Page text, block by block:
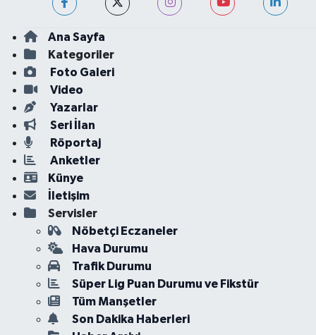
Ana Sayfa
Kategoriler
Foto Galeri
Video
Yazarlar
Seri İlan
Röportaj
Anketler
Künye
İletişim
Servisler
Nöbetçi Eczaneler
Hava Durumu
Trafik Durumu
Süper Lig Puan Durumu ve Fikstür
Tüm Manşetler
Son Dakika Haberleri